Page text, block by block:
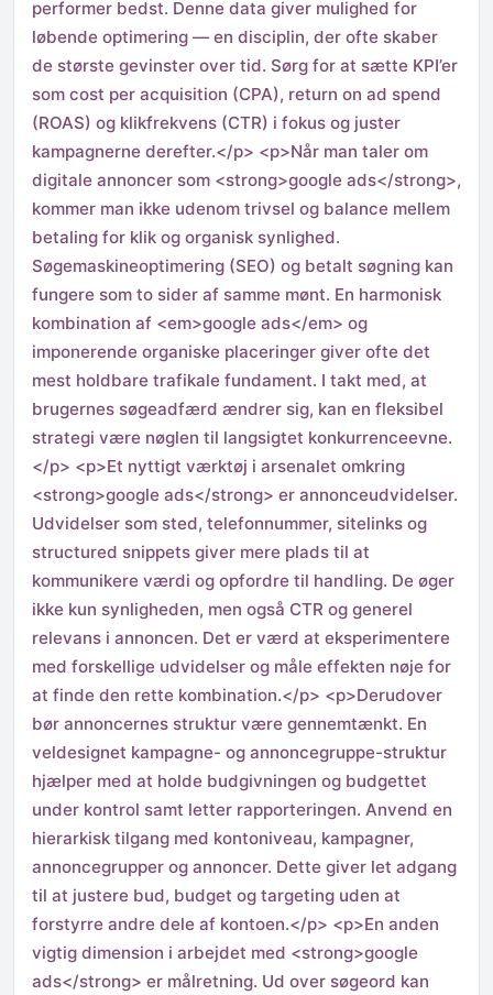
performer bedst. Denne data giver mulighed for
løbende optimering — en disciplin, der ofte skaber
de største gevinster over tid. Sørg for at sætte KPI’er
som cost per acquisition (CPA), return on ad spend
(ROAS) og klikfrekvens (CTR) i fokus og juster
kampagnerne derefter.</p> <p>Når man taler om
digitale annoncer som <strong>google ads</strong>,
kommer man ikke udenom trivsel og balance mellem
betaling for klik og organisk synlighed.
Søgemaskineoptimering (SEO) og betalt søgning kan
fungere som to sider af samme mønt. En harmonisk
kombination af <em>google ads</em> og
imponerende organiske placeringer giver ofte det
mest holdbare trafikale fundament. I takt med, at
brugernes søgeadfærd ændrer sig, kan en fleksibel
strategi være nøglen til langsigtet konkurrenceevne.
</p> <p>Et nyttigt værktøj i arsenalet omkring
<strong>google ads</strong> er annonceudvidelser.
Udvidelser som sted, telefonnummer, sitelinks og
structured snippets giver mere plads til at
kommunikere værdi og opfordre til handling. De øger
ikke kun synligheden, men også CTR og generel
relevans i annoncen. Det er værd at eksperimentere
med forskellige udvidelser og måle effekten nøje for
at finde den rette kombination.</p> <p>Derudover
bør annoncernes struktur være gennemtænkt. En
veldesignet kampagne- og annoncegruppe-struktur
hjælper med at holde budgivningen og budgettet
under kontrol samt letter rapporteringen. Anvend en
hierarkisk tilgang med kontoniveau, kampagner,
annoncegrupper og annoncer. Dette giver let adgang
til at justere bud, budget og targeting uden at
forstyrre andre dele af kontoen.</p> <p>En anden
vigtig dimension i arbejdet med <strong>google
ads</strong> er målretning. Ud over søgeord kan